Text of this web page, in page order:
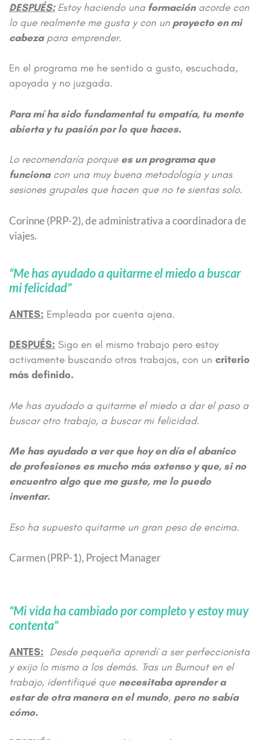
DESPUÉS: Estoy haciendo una formaciónacorde con
lo que realmente me gusta y con un proyecto en mi
cabezapara emprender.
En el programa me he sentido a gusto, escuchada,
apoyada y no juzgada.
Para mí ha sido fundamental tu empatía, tu mente
abierta y tu pasión por lo que haces.
Lo recomendaría porque es un programa que
funcionacon una muy buena metodología y unas
sesiones grupales que hacen que no te sientas solo.
Corinne (PRP-2), de administrativa a coordinadora de
viajes.
“Me has ayudado a quitarme el miedo a buscar
mi felicidad”
ANTES: Empleada por cuenta ajena.
DESPUÉS: Sigo en el mismo trabajo pero estoy
activamente buscando otros trabajos, con un criterio
más definido.
Me has ayudado a quitarme el miedo a dar el paso a
buscar otro trabajo, a buscar mi felicidad.
Me has ayudado a ver que hoy en día el abanico
de profesiones es mucho más extenso y que, si no
encuentro algo que me guste, me lo puedo
inventar.
Eso ha supuesto quitarme un gran peso de encima.
Carmen (PRP-1), Project Manager
“Mi vida ha cambiado por completo y estoy muy
contenta”
ANTES: Desde pequeña aprendí a ser perfeccionista
y exijo lo mismo a los demás. Tras un Burnout en el
trabajo, identifiqué que necesitaba aprender a
estar de otra manera en el mundo, pero no sabía
cómo.